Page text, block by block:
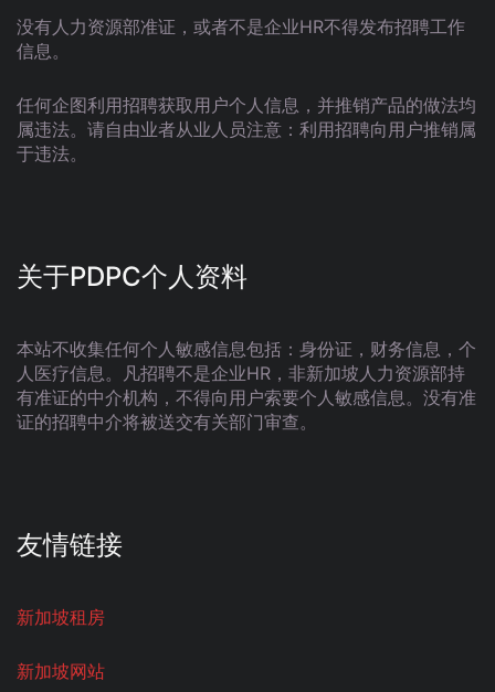
没有人力资源部准证，或者不是企业HR不得发布招聘工作
信息。
任何企图利用招聘获取用户个人信息，并推销产品的做法均
属违法。请自由业者从业人员注意：利用招聘向用户推销属
于违法。
关于PDPC个人资料
本站不收集任何个人敏感信息包括：身份证，财务信息，个
人医疗信息。凡招聘不是企业HR，非新加坡人力资源部持
有准证的中介机构，不得向用户索要个人敏感信息。没有准
证的招聘中介将被送交有关部门审查。
友情链接
新加坡租房
新加坡网站